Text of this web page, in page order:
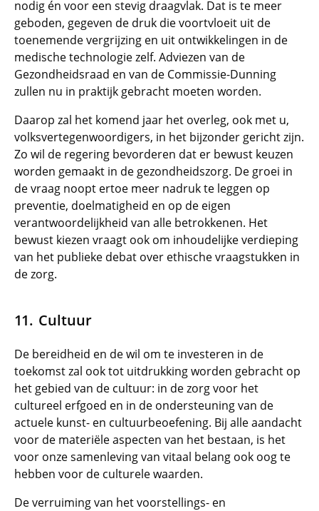
nodig én voor een stevig draagvlak. Dat is te meer
geboden, gegeven de druk die voortvloeit uit de
toenemende vergrijzing en uit ontwikkelingen in de
medische technologie zelf. Adviezen van de
Gezondheidsraad en van de Commissie-Dunning
zullen nu in praktijk gebracht moeten worden.
Daarop zal het komend jaar het overleg, ook met u,
volksvertegenwoordigers, in het bijzonder gericht zijn.
Zo wil de regering bevorderen dat er bewust keuzen
worden gemaakt in de gezondheidszorg. De groei in
de vraag noopt ertoe meer nadruk te leggen op
preventie, doelmatigheid en op de eigen
verantwoordelijkheid van alle betrokkenen. Het
bewust kiezen vraagt ook om inhoudelijke verdieping
van het publieke debat over ethische vraagstukken in
de zorg.
Cultuur
De bereidheid en de wil om te investeren in de
toekomst zal ook tot uitdrukking worden gebracht op
het gebied van de cultuur: in de zorg voor het
cultureel erfgoed en in de ondersteuning van de
actuele kunst- en cultuurbeoefening. Bij alle aandacht
voor de materiële aspecten van het bestaan, is het
voor onze samenleving van vitaal belang ook oog te
hebben voor de culturele waarden.
De verruiming van het voorstellings- en